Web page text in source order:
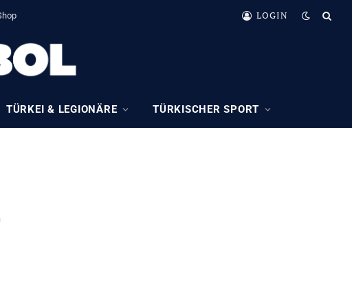
LOGIN
TÜRKEI & LEGIONÄRE TÜRKISCHER SPORT